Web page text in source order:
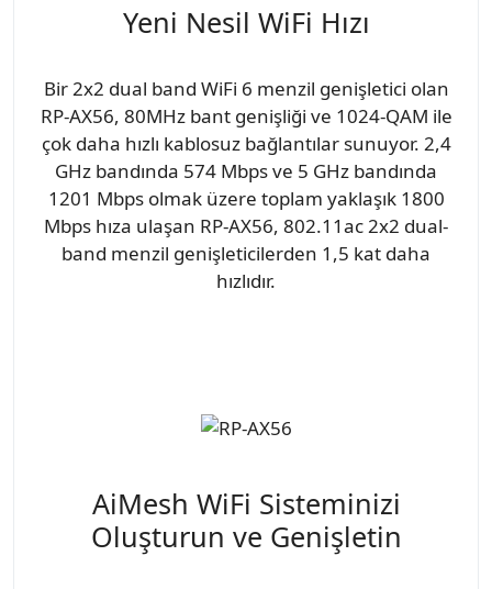
Yeni Nesil WiFi Hızı
Bir 2x2 dual band WiFi 6 menzil genişletici olan
RP-AX56, 80MHz bant genişliği ve 1024-QAM ile
çok daha hızlı kablosuz bağlantılar sunuyor. 2,4
GHz bandında 574 Mbps ve 5 GHz bandında
1201 Mbps olmak üzere toplam yaklaşık 1800
Mbps hıza ulaşan RP-AX56, 802.11ac 2x2 dual-
band menzil genişleticilerden 1,5 kat daha
hızlıdır.
AiMesh WiFi Sisteminizi
Oluşturun ve Genişletin